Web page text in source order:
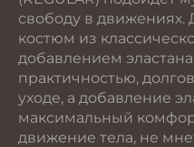
свободу в
костюм из
добавлением
практичностью,
уходе, а добавление
максимальный
движение тела, не